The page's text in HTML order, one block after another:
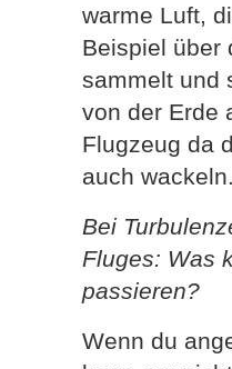
warme Luft,
Beispiel über
sammelt und
von der Erde
Flugzeug da
auch wackeln.
Bei
Fluges: Was
passieren?
Wenn du